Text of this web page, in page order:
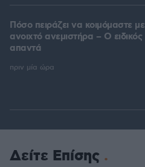
Πόσο πειράζει να κοιμόμαστε με
ανοιχτό ανεμιστήρα – Ο ειδικός
απαντά
πριν μία ώρα
Δείτε Επίσης